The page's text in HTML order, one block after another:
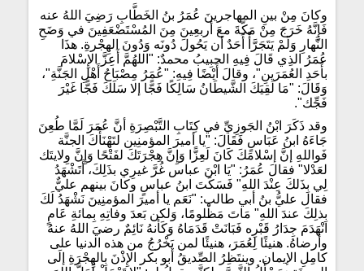
وكانَ مِنْ بينِ المهاجرينَ عُمَرُ بنُ الخَطَّابِ رَضِيَ اللهُ عنه
فَإِنَّهُ خَرَجَ مِنْ مَكَّةَ معَ أربعِينَ مِنَ المُسْتَضْعَفِينَ في وَضَحِ
النَّهارِ وَلَمْ يَتَجَرَّأْ أَحَدٌ أن يَحُولَ دُونَه وَدُونَ الهِجْرةِ. هذَا
عُمَرُ الذِي قَالَ فِيهِ الحبِيبُ محمدٌ: "اللهُمَّ أَعِزَّ الإِسْلامَ
بأَحَدِ العُمَرَينِ"، وقالَ أَيْضًا فِيهِ: "عُمَرُ مِصْبَاحُ أَهْلِ الجَنَّةِ"،
وَقَالَ: "مَا لَقِيَكَ الشَّيطَانُ سَالِكًا فَجًّا إلا سَلَكَ فَجًّا غَيْرَ
فَجِّك".
وقد ذَكَرَ ابْنُ الجَوزِيِّ في كِتَابِ التَّبْصِرَةِ أنَّ عُمَرَ لَمَّا طُعِنَ
جَاءَهُ ابنُ عَبَاسٍ فَقَالَ: "يا أميرَ المؤمنِين لتَهْنَأْكَ الجنَّة
فَواللهِ إنَّ إسْلامَكَ كَانَ لَعِزًّا وَإِنَّ هِجْرَتَكَ لفَتْحًا وَإِنَّ وِلايتَك
لعَدْلا" فقالَ عُمَرُ: "يَا ابْنَ عباس غُرَّ غيرِي بذَلِكَ، أَتَشْهَدُ
لِي بِذَلكَ عِنْدَ اللهِ" فَسَكَتَ ابنُ عباسٍ وكانَ بينهم عليٌّ
فقال عليُّ بنُ أبي طالب: "نَعَم يا أميرَ المؤمنِينَ نَشْهَدُ لَكَ
بِذلِكَ عندَ اللهِ" مَاتَ مَظْلومًا، وَلكن بَعدَ وفاتِهِ بِمائةِ عَامٍ
انْهَدَمَ جِدَارُ قَبْرِه فَبَانَتْ قَدَمَاهُ وَكَأَنهُ نَائِمٌ رضيَ اللهُ عنهُ
وأرضاهُ. هنيئًا لِعُمَرَ، هنيئًا لمن يَخْرُجُ من هذه الدنيا على
كامِلِ الإيمان. وينتَظِرُ الصِّديقُ أبو بكر الإِذْنَ بِالهِجْرَةِ إلَى